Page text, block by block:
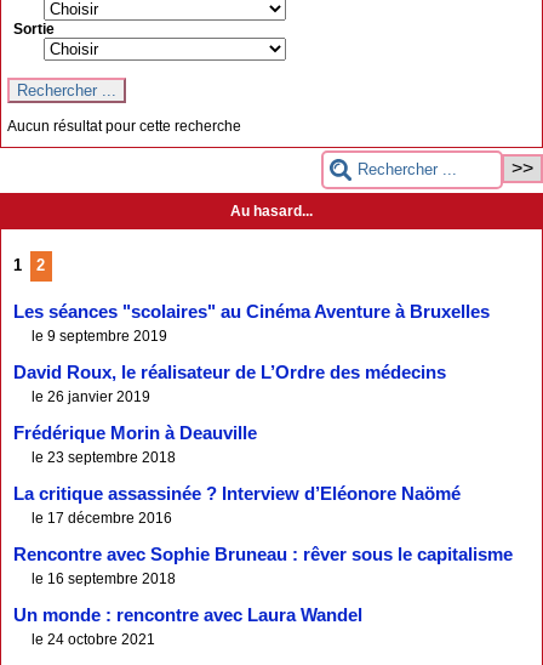
Sortie
Aucun résultat pour cette recherche
Au hasard...
1 2
Les séances "scolaires" au Cinéma Aventure à Bruxelles
le 9 septembre 2019
David Roux, le réalisateur de L’Ordre des médecins
le 26 janvier 2019
Frédérique Morin à Deauville
le 23 septembre 2018
La critique assassinée ? Interview d’Eléonore Naömé
le 17 décembre 2016
Rencontre avec Sophie Bruneau : rêver sous le capitalisme
le 16 septembre 2018
Un monde : rencontre avec Laura Wandel
le 24 octobre 2021